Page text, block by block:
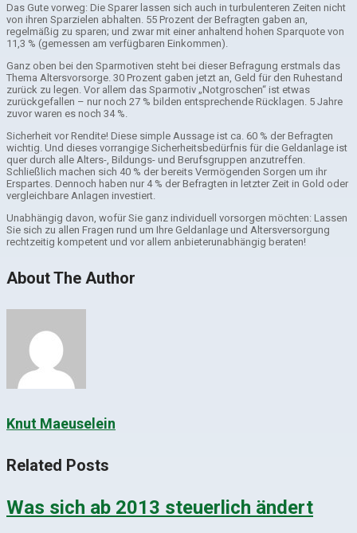
Das Gute vorweg: Die Sparer lassen sich auch in turbulenteren Zeiten nicht
von ihren Sparzielen abhalten. 55 Prozent der Befragten gaben an,
regelmäßig zu sparen; und zwar mit einer anhaltend hohen Sparquote von
11,3 % (gemessen am verfügbaren Einkommen).
Ganz oben bei den Sparmotiven steht bei dieser Befragung erstmals das
Thema Altersvorsorge. 30 Prozent gaben jetzt an, Geld für den Ruhestand
zurück zu legen. Vor allem das Sparmotiv „Notgroschen“ ist etwas
zurückgefallen – nur noch 27 % bilden entsprechende Rücklagen. 5 Jahre
zuvor waren es noch 34 %.
Sicherheit vor Rendite! Diese simple Aussage ist ca. 60 % der Befragten
wichtig. Und dieses vorrangige Sicherheitsbedürfnis für die Geldanlage ist
quer durch alle Alters-, Bildungs- und Berufsgruppen anzutreffen.
Schließlich machen sich 40 % der bereits Vermögenden Sorgen um ihr
Erspartes. Dennoch haben nur 4 % der Befragten in letzter Zeit in Gold oder
vergleichbare Anlagen investiert.
Unabhängig davon, wofür Sie ganz individuell vorsorgen möchten: Lassen
Sie sich zu allen Fragen rund um Ihre Geldanlage und Altersversorgung
rechtzeitig kompetent und vor allem anbieterunabhängig beraten!
About The Author
Knut Maeuselein
Related Posts
Was sich ab 2013 steuerlich ändert